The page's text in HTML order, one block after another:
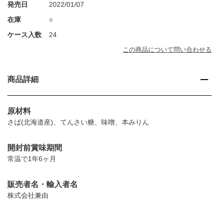
発売日
2022/01/07
在庫
○
ケース入数
24
この商品について問い合わせる
商品詳細
原材料
さば(北海道産)、てんさい糖、味噌、本みりん
開封前賞味期間
常温で1年6ヶ月
販売者名・輸入者名
株式会社兼由